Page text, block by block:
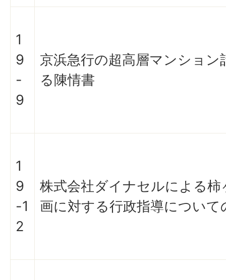
1
9
-
9
京浜急行の超高層マンション
る陳情書
1
9
-1
2
株式会社ダイナセルによる柿
画に対する行政指導について